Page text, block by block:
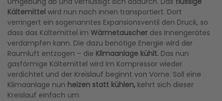
Kältemittel wird nun nach innen transportiert. Dort
verringert ein sogenanntes Expansionsventil den Druck, so
dass das Kältemittel im Wärmetauscher des Innengerätes
verdampfen kann. Die dazu benötige Energie wird der
Raumluft entzogen – die Klimaanlage kühlt. Das nun
gasförmige Kältemittel wird im Kompressor wieder
verdichtet und der Kreislauf beginnt von Vorne. Soll eine
Klimaanlage nun heizen statt kühlen, kehrt sich dieser
Kreislauf einfach um